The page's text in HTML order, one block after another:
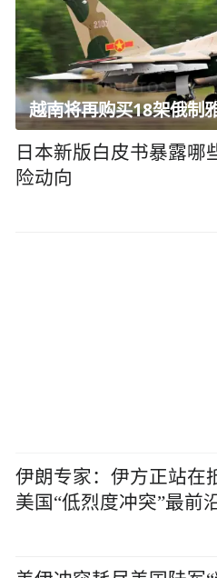
越南将再购买18架俄制
日本新版白皮书暴露哪
险动向
伊朗专家：伊方正站在
美国“低烈度冲突”最前